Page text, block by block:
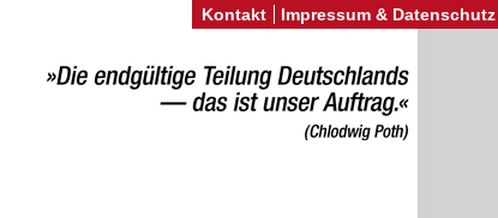
Kontakt Impressum & Datenschutz